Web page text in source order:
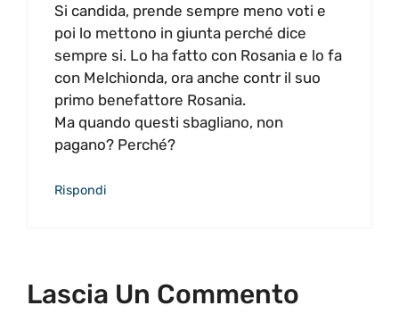
Si candida, prende sempre meno voti e
poi lo mettono in giunta perché dice
sempre si. Lo ha fatto con Rosania e lo fa
con Melchionda, ora anche contr il suo
primo benefattore Rosania.
Ma quando questi sbagliano, non
pagano? Perché?
Rispondi
Lascia Un Commento